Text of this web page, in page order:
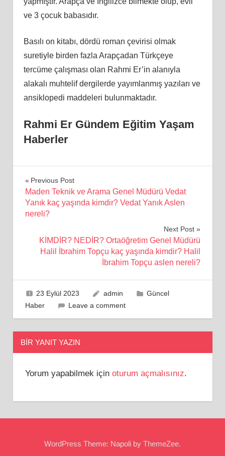
ve 3 çocuk babasıdır.
Basılı on kitabı, dördü roman çevirisi olmak
suretiyle birden fazla Arapçadan Türkçeye
tercüme çalışması olan Rahmi Er’in alanıyla
alakalı muhtelif dergilerde yayımlanmış yazıları ve
ansiklopedi maddeleri bulunmaktadır.
Rahmi Er Gündem Eğitim Yaşam
Haberler
Yazı
gezinmesi
Previous Post
Maden Teknik ve Arama Genel Müdürü Vedat
Yanık kaç yaşında kimdir? Vedat Yanık Aslen
nereli?
Next Post
KİMDİR? NEDİR? Ortaöğretim Genel Müdürü
Halil İbrahim Topçu kaç yaşında kimdir? Halil
İbrahim Topçu aslen nereli?
23 Eylül 2023 admin
Güncel
Haber
Leave a comment
BIR YANIT YAZIN
Yorum yapabilmek için oturum açmalısınız.
WordPress Theme: Napoli by ThemeZee.